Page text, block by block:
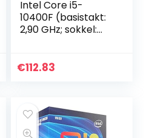
Intel Core i5-
10400F (basistakt:
2,90 GHz; sokkel:
€112.83